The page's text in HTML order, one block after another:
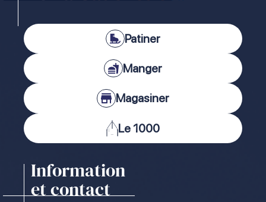
Patiner
Manger
Magasiner
Le 1000
Information
et contact